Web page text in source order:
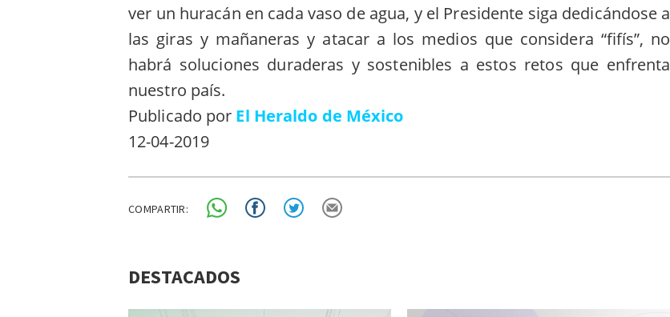
ver un huracán en cada vaso de agua, y el Presidente siga dedicándose a
las giras y mañaneras y atacar a los medios que considera “fifís”, no
habrá soluciones duraderas y sostenibles a estos retos que enfrenta
nuestro país.
Publicado por El Heraldo de México
12-04-2019
COMPARTIR:
DESTACADOS